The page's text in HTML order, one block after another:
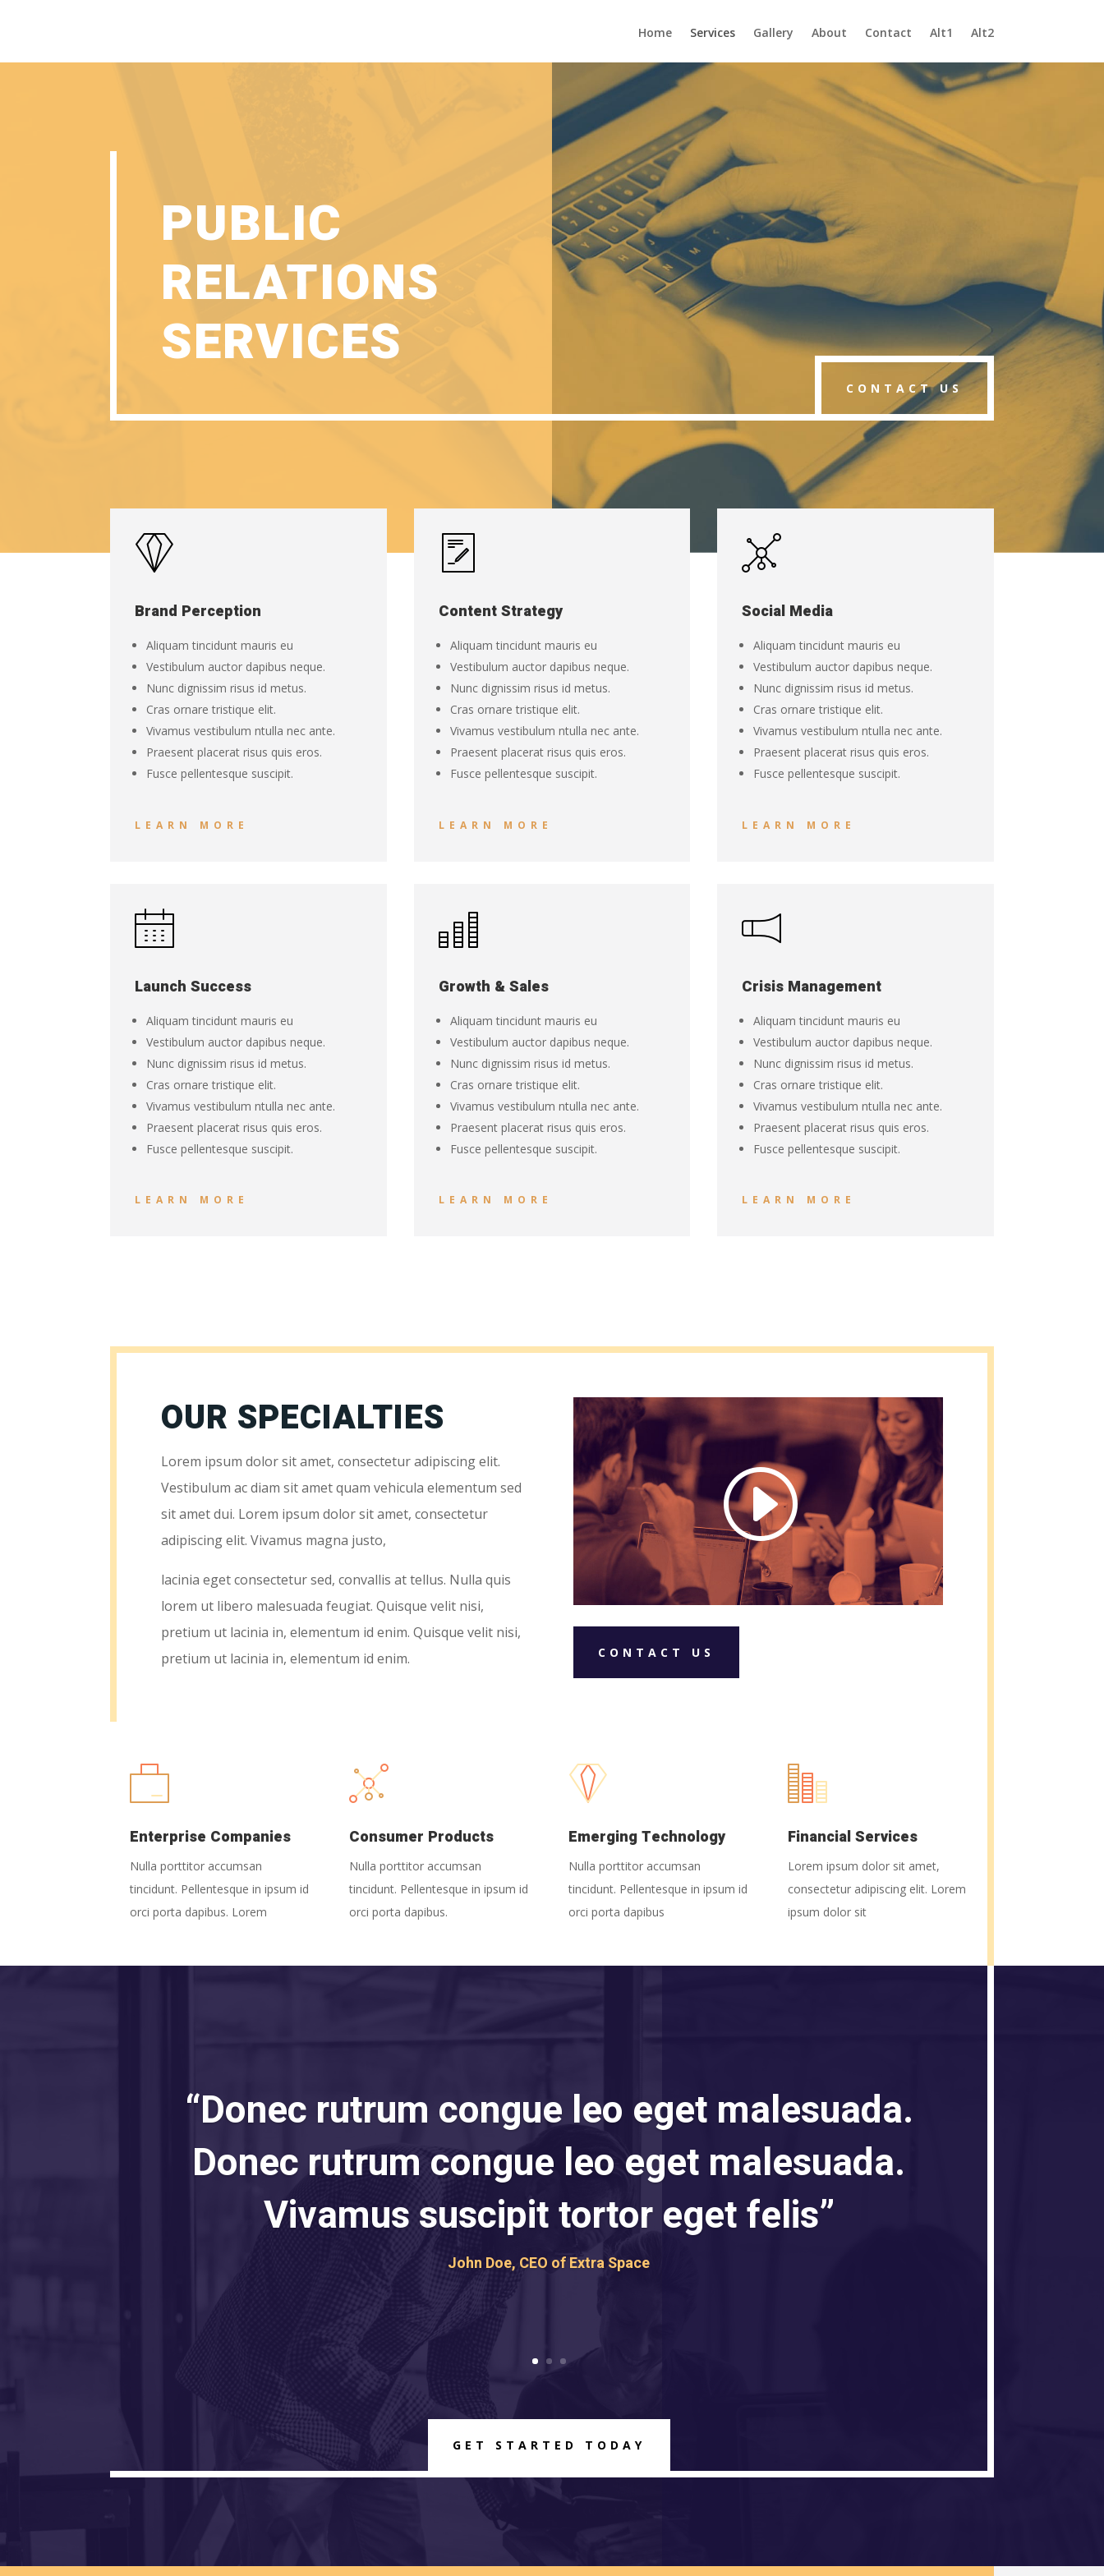
Home Services Gallery About Contact Alt1 Alt2
PUBLIC
RELATIONS
SERVICES
CONTACT US
Brand Perception
Aliquam tincidunt mauris eu
Vestibulum auctor dapibus neque.
Nunc dignissim risus id metus.
Cras ornare tristique elit.
Vivamus vestibulum ntulla nec ante.
Praesent placerat risus quis eros.
Fusce pellentesque suscipit.
LEARN MORE
Content Strategy
Aliquam tincidunt mauris eu
Vestibulum auctor dapibus neque.
Nunc dignissim risus id metus.
Cras ornare tristique elit.
Vivamus vestibulum ntulla nec ante.
Praesent placerat risus quis eros.
Fusce pellentesque suscipit.
LEARN MORE
Social Media
Aliquam tincidunt mauris eu
Vestibulum auctor dapibus neque.
Nunc dignissim risus id metus.
Cras ornare tristique elit.
Vivamus vestibulum ntulla nec ante.
Praesent placerat risus quis eros.
Fusce pellentesque suscipit.
LEARN MORE
Launch Success
Aliquam tincidunt mauris eu
Vestibulum auctor dapibus neque.
Nunc dignissim risus id metus.
Cras ornare tristique elit.
Vivamus vestibulum ntulla nec ante.
Praesent placerat risus quis eros.
Fusce pellentesque suscipit.
LEARN MORE
Growth & Sales
Aliquam tincidunt mauris eu
Vestibulum auctor dapibus neque.
Nunc dignissim risus id metus.
Cras ornare tristique elit.
Vivamus vestibulum ntulla nec ante.
Praesent placerat risus quis eros.
Fusce pellentesque suscipit.
LEARN MORE
Crisis Management
Aliquam tincidunt mauris eu
Vestibulum auctor dapibus neque.
Nunc dignissim risus id metus.
Cras ornare tristique elit.
Vivamus vestibulum ntulla nec ante.
Praesent placerat risus quis eros.
Fusce pellentesque suscipit.
LEARN MORE
OUR SPECIALTIES
Lorem ipsum dolor sit amet, consectetur adipiscing elit.
Vestibulum ac diam sit amet quam vehicula elementum sed
sit amet dui. Lorem ipsum dolor sit amet, consectetur
adipiscing elit. Vivamus magna justo,
lacinia eget consectetur sed, convallis at tellus. Nulla quis
lorem ut libero malesuada feugiat. Quisque velit nisi,
pretium ut lacinia in, elementum id enim. Quisque velit nisi,
pretium ut lacinia in, elementum id enim.
CONTACT US
Enterprise Companies
Nulla porttitor accumsan
tincidunt. Pellentesque in ipsum id
orci porta dapibus. Lorem
Consumer Products
Nulla porttitor accumsan
tincidunt. Pellentesque in ipsum id
orci porta dapibus.
Emerging Technology
Nulla porttitor accumsan
tincidunt. Pellentesque in ipsum id
orci porta dapibus
Financial Services
Lorem ipsum dolor sit amet,
consectetur adipiscing elit. Lorem
ipsum dolor sit
“Donec rutrum congue leo eget malesuada.
Donec rutrum congue leo eget malesuada.
Vivamus suscipit tortor eget felis”
John Doe, CEO of Extra Space
GET STARTED TODAY